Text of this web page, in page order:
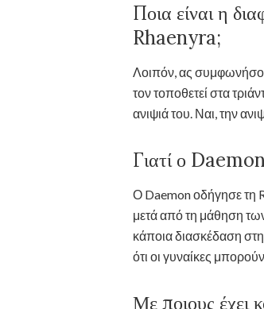
Ποια είναι η
Rhaenyra;
Λοιπόν, ας
τον τοποθετεί στα
ανιψιά του. Ναι, την
Γιατί ο
Ο Daemon οδήγησε τη
μετά από τη μάθηση
κάποια διασκέδαση
ότι οι γυναίκες
Με ποιους έχει